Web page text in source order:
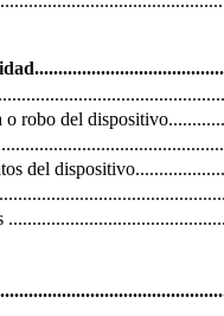
o robo del
del